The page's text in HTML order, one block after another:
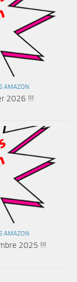
AMAZON
2026 !!!
AMAZON
2025 !!!